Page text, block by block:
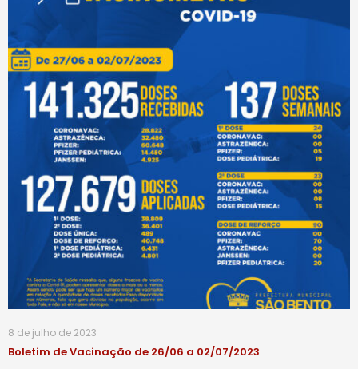
8 de julho de 2023
Boletim de Vacinação de 26/06 a 02/07/2023